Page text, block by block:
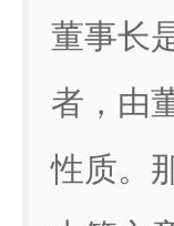
董事长
者，由
性质。